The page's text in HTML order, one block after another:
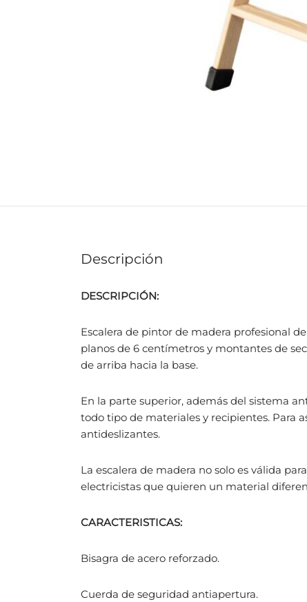
Descripción
DESCRIPCIÓN:
Escalera de pintor de madera profesional
planos de 6 centímetros y montantes de
de arriba hacia la base.
En la parte superior, además del sistema
todo tipo de materiales y recipientes. Para
antideslizantes.
La escalera de madera no solo es válida
electricistas que quieren un material
CARACTERISTICAS:
Bisagra de acero reforzado.
Cuerda de seguridad antiapertura.